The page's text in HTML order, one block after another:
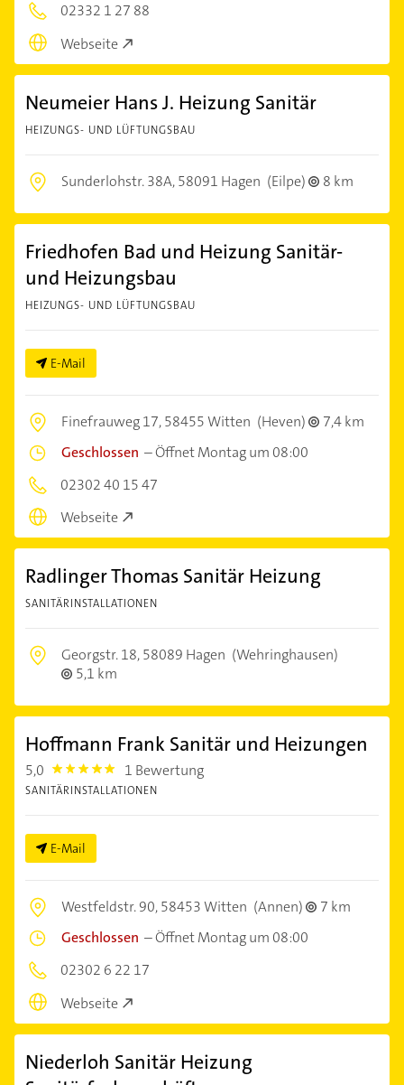
02332 1 27 88
Webseite
Neumeier Hans J. Heizung Sanitär
HEIZUNGS- UND LÜFTUNGSBAU
Sunderlohstr. 38A,58091 Hagen (Eilpe) 8 km
Friedhofen Bad und Heizung Sanitär-
und Heizungsbau
HEIZUNGS- UND LÜFTUNGSBAU
E-Mail
Finefrauweg 17,58455 Witten (Heven)
7,4 km
Geschlossen –Öffnet Montag um 08:00
02302 40 15 47
Webseite
Radlinger Thomas Sanitär Heizung
SANITÄRINSTALLATIONEN
Georgstr. 18,58089 Hagen (Wehringhausen)
5,1 km
Hoffmann Frank Sanitär und Heizungen
5,0 5.0 1 Bewertung
SANITÄRINSTALLATIONEN
E-Mail
Westfeldstr. 90,58453 Witten (Annen)
7 km
Geschlossen –Öffnet Montag um 08:00
02302 6 22 17
Webseite
Niederloh Sanitär Heizung